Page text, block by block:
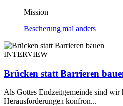
Mission
Bescherung mal anders
INTERVIEW
Brücken statt Barrieren
Als Gottes Endzeitgemeinde sind wir
Herausforderungen konfron...